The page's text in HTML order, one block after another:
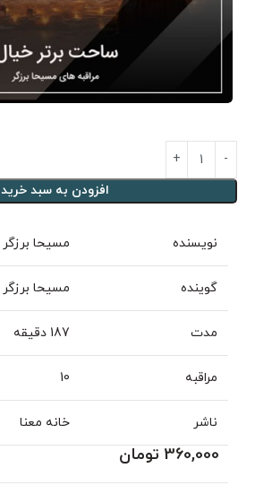
افزودن به سبد خرید
نویسنده مسیحا برزگر
گوینده مسیحا برزگر
مدت 187 دقیقه
مراقبه 10
ناشر خانه معنا
360,000 تومان